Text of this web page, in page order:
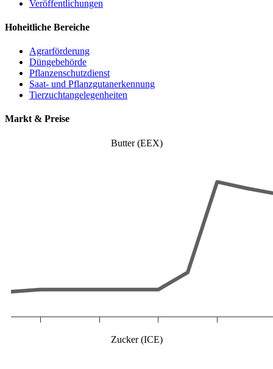
Veröffentlichungen
Hoheitliche Bereiche
Agrarförderung
Düngebehörde
Pflanzenschutzdienst
Saat- und Pflanzgutanerkennung
Tierzuchtangelegenheiten
Markt & Preise
Butter (EEX)
Zucker (ICE)